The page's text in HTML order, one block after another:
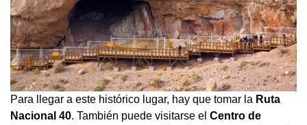
Para llegar a este histórico lugar, hay que tomar la Ruta
Nacional 40. También puede visitarse el Centro de